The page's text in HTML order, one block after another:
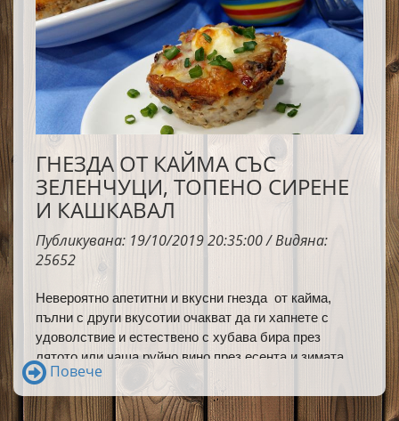
ГНЕЗДА ОТ КАЙМА СЪС
ЗЕЛЕНЧУЦИ, ТОПЕНО СИРЕНЕ
И КАШКАВАЛ
Публикувана: 19/10/2019 20:35:00 / Видяна:
25652
Невероятно апетитни и вкусни гнезда от кайма,
пълни с други вкусотии очакват да ги хапнете с
удоволствие и естествено с хубава бира през
лятото или чаша руйно вино през есента и зимата.
Повече